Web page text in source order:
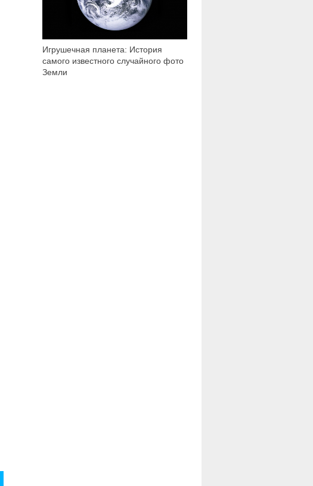
Игрушечная планета: История
самого известного случайного фото
Земли